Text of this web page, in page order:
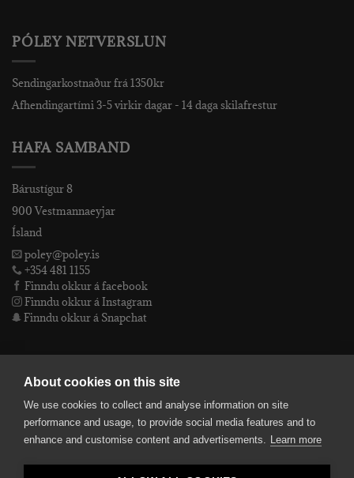
PÓLEY NETVERSLUN
Sendingarkostnaður frá 1350kr
Afhendingartími 3-5 virkir dagar - 14 daga skilafrestur
HAFA SAMBAND
Bárustígur 8
900 Vestmannaeyjar
Ísland
poley@poley.is
+354 481 1155
Finndu okkur á facebook
Finndu okkur á Instagram
Finndu okkur á Snapchat
Póley ehf
kt: 4905072480
About cookies on this site
We use cookies to collect and analyse information on site
performance and usage, to provide social media features and to
enhance and customise content and advertisements. Learn more